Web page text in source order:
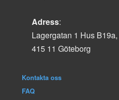
Adress:
Lagergatan 1 Hus
415 11 Göteborg
Kontakta oss
FAQ